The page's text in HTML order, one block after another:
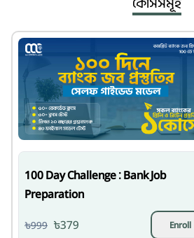
কোর্সসমূহ
100 Day Challenge : Bank Job
Preparation
৳999 ৳379 Enroll